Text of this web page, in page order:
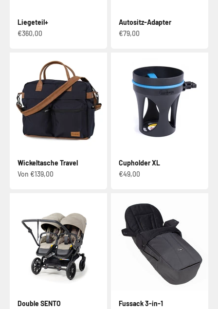
Liegeteil+
Verkaufspreis
€360,00
Autositz-Adapter
Verkaufspreis
€79,00
Wickeltasche Travel
Verkaufspreis
Von €139,00
Cupholder XL
Verkaufspreis
€49,00
Double SENTO
Fussack 3-in-1